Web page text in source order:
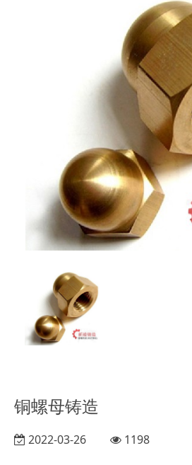
铜螺母铸造
2022-03-26 1198